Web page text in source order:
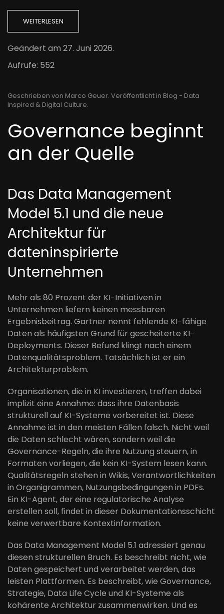
WEITERLESEN
Geändert am 27. Juni 2026.
Aufrufe: 552
Geschrieben von Marco Geuer. Veröffentlicht in Blog - Data
Inspired & Digital Culture.
Governance beginnt
an der Quelle
Das Data Management
Model 5.1 und die neue
Architektur für
dateninspirierte
Unternehmen
Mehr als 80 Prozent der KI-Initiativen in
Unternehmen liefern keinen messbaren
Ergebnisbeitrag. Gartner nennt fehlende KI-fähige
Daten als häufigsten Grund für gescheiterte KI-
Deployments. Dieser Befund klingt nach einem
Datenqualitätsproblem. Tatsächlich ist er ein
Architekturproblem.
Organisationen, die in KI investieren, treffen dabei
implizit eine Annahme: dass ihre Datenbasis
strukturell auf KI-Systeme vorbereitet ist. Diese
Annahme ist in den meisten Fällen falsch. Nicht weil
die Daten schlecht wären, sondern weil die
Governance-Regeln, die ihre Nutzung steuern, in
Formaten vorliegen, die kein KI-System lesen kann.
Qualitätsregeln stehen in Wikis, Verantwortlichkeiten
in Organigrammen, Nutzungsbedingungen in PDFs.
Ein KI-Agent, der eine regulatorische Analyse
erstellen soll, findet in dieser Dokumentationsschicht
keine verwertbare Kontextinformation.
Das Data Management Model 5.1 adressiert genau
diesen strukturellen Bruch. Es beschreibt nicht, wie
Daten gespeichert und verarbeitet werden, das
leisten Plattformen. Es beschreibt, wie Governance,
Strategie, Data Life Cycle und KI-Systeme als
kohärente Architektur zusammenwirken. Und es